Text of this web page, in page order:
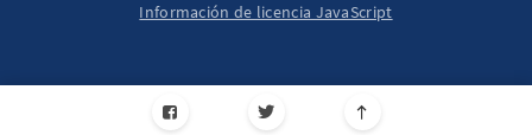
Información de licencia JavaScript